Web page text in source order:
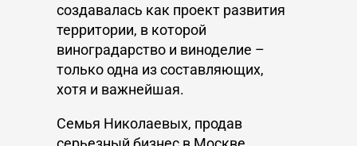
создавалась как проект развития
территории, в которой
виноградарство и виноделие –
только одна из составляющих,
хотя и важнейшая.
Семья Николаевых, продав